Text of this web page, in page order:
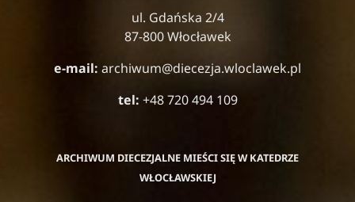
ARCHIWUM DIECEZJALNE MIEŚCI SIĘ W KATEDRZE
WŁOCŁAWSKIEJ
ul. Gdańska 2/4
87-800 Włocławek
e-mail: archiwum@diecezja.wloclawek.pl
tel: +48 720 494 109